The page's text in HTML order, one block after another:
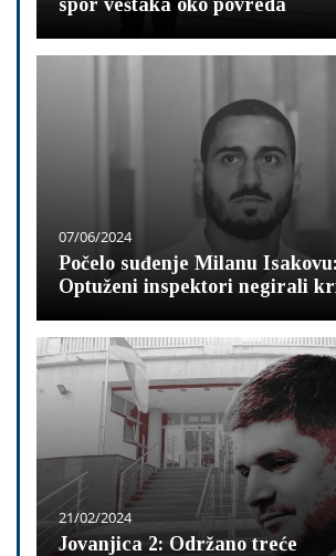
07/06/2024
Počelo suđenje Milanu Isakovu:
Optuženi inspektori negirali
21/02/2024
Jovanjica 2: Održano treće